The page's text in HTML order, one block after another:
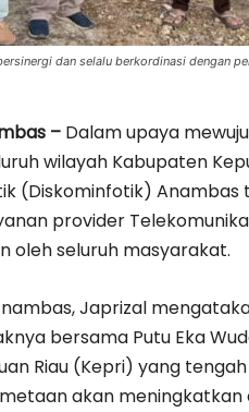
dan selalu berkordinasi dengan
– Dalam upaya
wilayah Kabupaten
(Diskominfotik)
provider
oleh seluruh masyarakat.
Japrizal
bersama Putu Eka
Riau (Kepri) yang
akan meningkatkan